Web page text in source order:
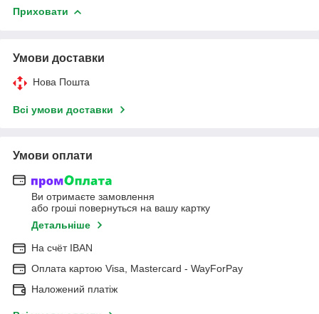
Приховати
Умови доставки
Нова Пошта
Всі умови доставки
Умови оплати
Ви отримаєте замовлення
або гроші повернуться на вашу картку
Детальніше
На cчёт IBAN
Оплата картою Visa, Mastercard - WayForPay
Наложений платіж